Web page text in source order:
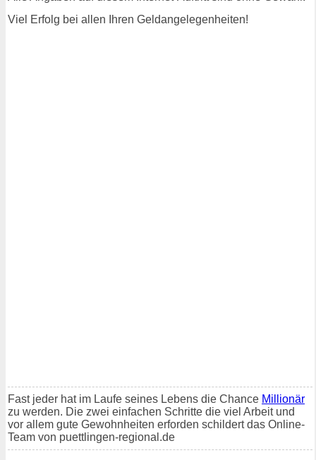
Viel Erfolg bei allen Ihren Geldangelegenheiten!
Fast jeder hat im Laufe seines Lebens die Chance Millionär
zu werden. Die zwei einfachen Schritte die viel Arbeit und
vor allem gute Gewohnheiten erforden schildert das Online-
Team von puettlingen-regional.de